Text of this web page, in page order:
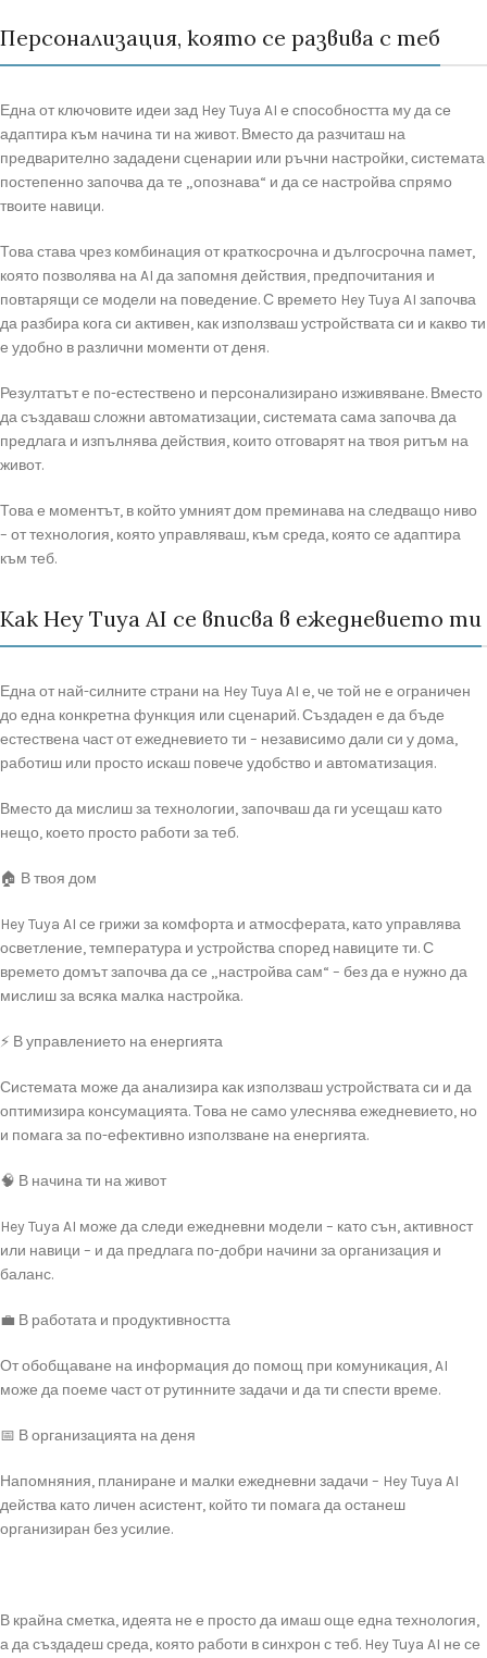
Персонализация, която се развива с теб
Една от ключовите идеи зад Hey Tuya AI е способността му да се
адаптира към начина ти на живот. Вместо да разчиташ на
предварително зададени сценарии или ръчни настройки, системата
постепенно започва да те „опознава“ и да се настройва спрямо
твоите навици.
Това става чрез комбинация от краткосрочна и дългосрочна памет,
която позволява на AI да запомня действия, предпочитания и
повтарящи се модели на поведение. С времето Hey Tuya AI започва
да разбира кога си активен, как използваш устройствата си и какво ти
е удобно в различни моменти от деня.
Резултатът е по-естествено и персонализирано изживяване. Вместо
да създаваш сложни автоматизации, системата сама започва да
предлага и изпълнява действия, които отговарят на твоя ритъм на
живот.
Това е моментът, в който умният дом преминава на следващо ниво
– от технология, която управляваш, към среда, която се адаптира
към теб.
Как Hey Tuya AI се вписва в ежедневието ти
Една от най-силните страни на Hey Tuya AI е, че той не е ограничен
до една конкретна функция или сценарий. Създаден е да бъде
естествена част от ежедневието ти – независимо дали си у дома,
работиш или просто искаш повече удобство и автоматизация.
Вместо да мислиш за технологии, започваш да ги усещаш като
нещо, което просто работи за теб.
🏠 В твоя дом
Hey Tuya AI се грижи за комфорта и атмосферата, като управлява
осветление, температура и устройства според навиците ти. С
времето домът започва да се „настройва сам“ – без да е нужно да
мислиш за всяка малка настройка.
⚡ В управлението на енергията
Системата може да анализира как използваш устройствата си и да
оптимизира консумацията. Това не само улеснява ежедневието, но
и помага за по-ефективно използване на енергията.
🧠 В начина ти на живот
Hey Tuya AI може да следи ежедневни модели – като сън, активност
или навици – и да предлага по-добри начини за организация и
баланс.
💼 В работата и продуктивността
От обобщаване на информация до помощ при комуникация, AI
може да поеме част от рутинните задачи и да ти спести време.
📅 В организацията на деня
Напомняния, планиране и малки ежедневни задачи – Hey Tuya AI
действа като личен асистент, който ти помага да останеш
организиран без усилие.
В крайна сметка, идеята не е просто да имаш още една технология,
а да създадеш среда, която работи в синхрон с теб. Hey Tuya AI не се